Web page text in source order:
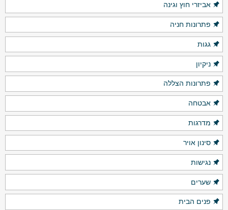
אביזרי חוץ וגינה
פתרונות חניה
גגות
ניקיון
פתרונות הצללה
אבטחה
מדרגות
סינון אויר
נגישות
שערים
פנים הבית